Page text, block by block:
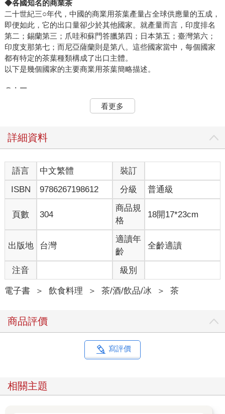
◆各國知名的商業茶
二十世紀三○年代，中國的商業用茶葉產量占全球供應量的五成，
即便如此，它的出口量卻少於其他國家。就產量而言，印度排名
第二；錫蘭第三；爪哇和蘇門答臘第四；日本第五；臺灣第六；
印度支那第七；而尼亞薩蘭則是第八。這些國家當中，每個國家
都有特定的茶葉種類構成了出口主體。
以下是幾個國家的主要商業用茶葉簡略描述。
◎中國
出產紅茶、綠茶及烏龍茶。華北的工夫茶是最知名的紅茶，茶湯
口感強勁濃郁且香氣十足。華南的工夫茶，也就是紅葉，其茶湯
和、白琳，以及坦洋地區的茶，通常都深受茶葉消費者的喜愛。
以下列類型或製作方法分類：雨前、熙春茶、珠茶、皇家綠茶。
中國的半發酵茶以「福州烏龍茶」的名稱在市場上銷售，而且一
般說來比臺灣烏龍茶遜色。
◎日本
出產的大多是綠茶。茶葉的製作有三種類型：釜炒茶、竹筐焙
茶、原葉茶（昔稱瓷燒茶）。整體而言，日本茶葉的葉片長而
直，似蜘蛛腿。較高等級的綠茶本身有獨特的濃厚細緻風味。日
本茶葉的分級如下：精選、優選、特選、優等、上等、特級、中
級、一般、粒狀茶、粉末微粒，還有細碎茶葉。
◎臺灣
緬甸、荷屬東印度、海峽殖民地， 還有太平洋群島，消費市場中
最知名的還是烏龍茶。
臺灣烏龍茶的茶葉是綠褐色，茶湯以帶有自然的水果風味而聞
名。烏龍茶可分為春茶、夏茶、六月白（第二次夏茶）、秋茶和
◎印度
看更多
詳細資料
語言 中文繁體
裝訂
ISBN
9786267198612 分級 普通級
頁數 304
商品規
格
18開17*23cm
出版地 台灣
適讀年
齡
全齡適讀
注音 級別
電子書 ＞ 飲食料理 ＞ 茶/酒/飲品/冰 ＞ 茶
商品評價
寫評價
相關主題